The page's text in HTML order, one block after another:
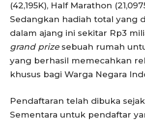
(42,195K), Half Marathon
Sedangkan hadiah total yang
dalam ajang ini sekitar Rp3
grand prizesebuah rumah
yang berhasil memecahkan
khusus bagi Warga Negara
Pendaftaran telah dibuka
Sementara untuk pendaftar